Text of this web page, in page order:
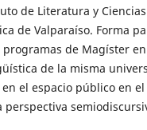
de Literatura y
de Valparaíso. Forma
de Magíster
de la misma
el espacio público en
perspectiva